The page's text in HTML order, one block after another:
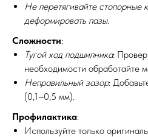
Не перетягивайте стопорные
деформировать пазы.
Сложности:
Тугой ход подшипника:
необходимости обработайте
Неправильный зазор:
(0,1–0,5 мм).
Профилактика:
Используйте только